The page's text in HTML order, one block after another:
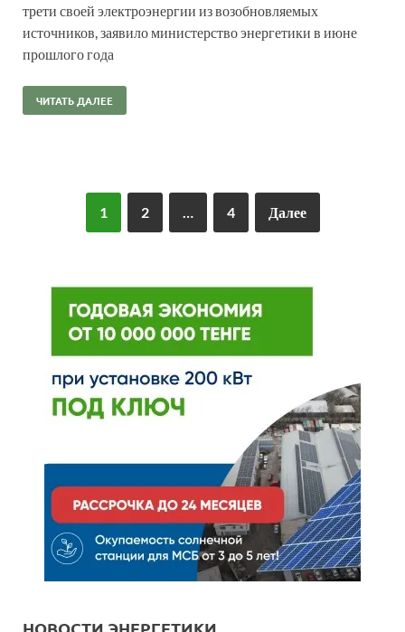
трети своей электроэнергии из возобновляемых
источников, заявило министерство энергетики в июне
прошлого года
ЧИТАТЬ ДАЛЕЕ
1 2 … 4 Далее
НОВОСТИ ЭНЕРГЕТИКИ